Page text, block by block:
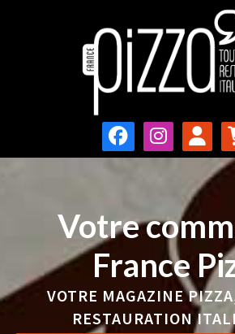
Votre
France
VOTRE MAGAZINE
RESTAURATION